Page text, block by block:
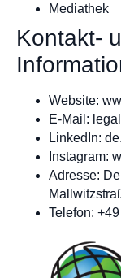
Mediathek
Kontakt-
Website:
E-Mail:
LinkedIn:
Instagram:
Adresse:
Telefon: